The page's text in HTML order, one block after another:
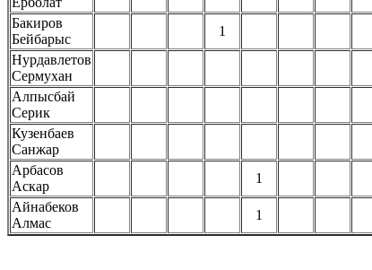
Бакиров
Бейбарыс
1
Нурдавлетов
Сермухан
Алпысбай
Серик
Кузенбаев
Санжар
Арбасов
Аскар
1
Айнабеков
Алмас
1